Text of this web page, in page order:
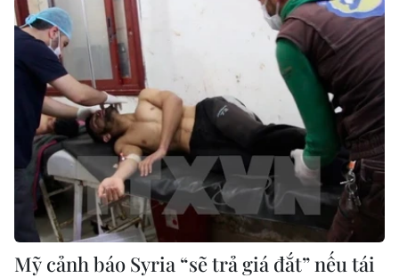
Mỹ cảnh báo Syria “sẽ trả giá đắt” nếu tái